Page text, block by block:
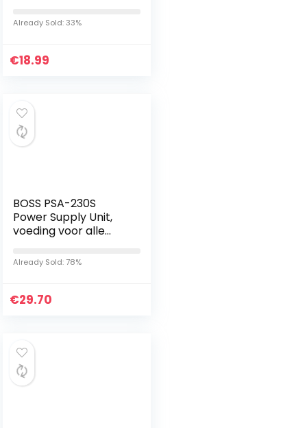
cm
Already Sold: 33%
€18.99
BOSS PSA-230S
Power Supply Unit,
voeding voor alle
Compact, Twin-
pedalen en Multi-
Already Sold: 78%
€29.70